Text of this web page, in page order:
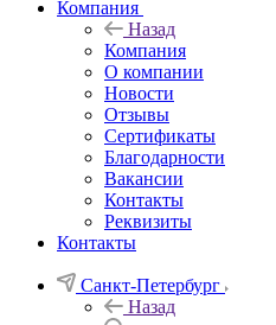
Компания
Назад
Компания
О компании
Новости
Отзывы
Сертификаты
Благодарности
Вакансии
Контакты
Реквизиты
Контакты
Санкт-Петербург
Назад